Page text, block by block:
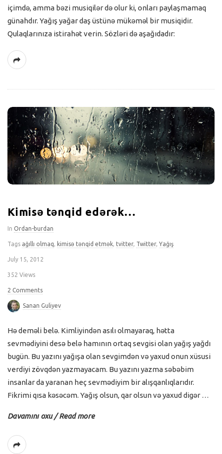
içimdə, amma bəzi musiqilər də olur ki, onları paylaşmamaq
günahdır. Yağış yağar daş üstünə mükəməl bir musiqidir.
Qulaqlarınıza istirahət verin. Sözləri də aşağıdadır:
Kimisə tənqid edərək…
In Ordan-burdan
Tags ağıllı olmaq, kimisə tənqid etmək, tvitter, Twitter, Yağış
July 15, 2012
352 Views
2 Comments
Sanan Guliyev
Hə deməli belə. Kimliyindən asılı olmayaraq, hətta
sevmədiyini desə belə hamının ortaq sevgisi olan yağış yağdı
bugün. Bu yazını yağışa olan sevgimdən və yaxud onun xüsusi
verdiyi zövqdən yazmayacam. Bu yazını yazma səbəbim
insanlar da yaranan heç sevmədiyim bir alışqanlıqlarıdır.
Fikrimi qısa kəsəcəm. Yağış olsun, qar olsun və yaxud digər …
Davamını oxu / Read more